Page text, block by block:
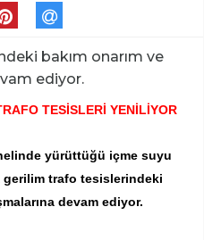
bakım onarım ve
ediyor.
TESİSLERİ YENİLİYOR
yürüttüğü içme suyu
trafo tesislerindeki
devam ediyor.